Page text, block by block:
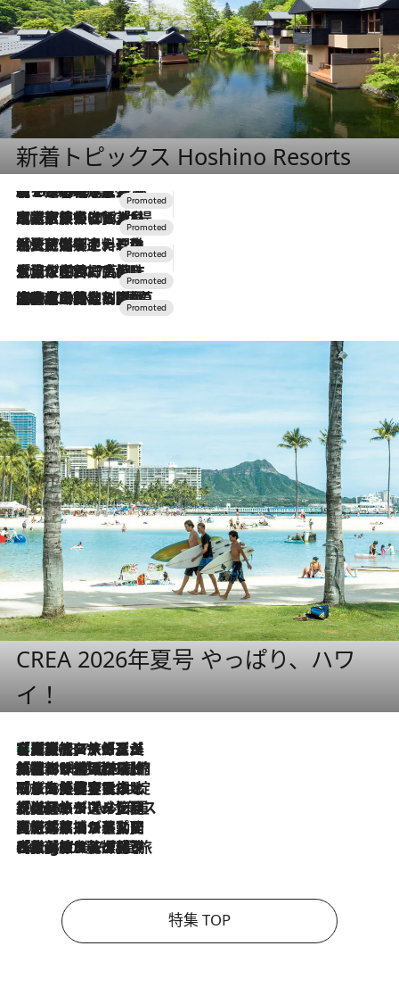
新着トピックス Hoshino Resorts
2026.8.7
【トンボの足水浴】ヒノキの香りに包まれて涼感マックス！約13℃の湧水かけ流しを避暑地「星野温泉 トンボの湯」で体験
2026.7.31
【ホテル帰省】という選択肢をOMOが提案。家族とほどよい距離を保つには「昼は実家、夜は気兼ねなくホテルで！」
2026.7.24
【夏限定ディナーコース】旬を迎える稚鮎や花ズッキーニなどをイタリア・トスカーナの郷土料理の手法で満喫！
2026.7.17
「土佐和ハーブかき氷」がOMO7高知に登場！生姜、山椒、大葉など目にも舌にも涼を呼ぶ郷土の味
2026.7.10
NEW OPEN！【界 草津】名湯の地に誕生。趣の異なる2種の温泉と上州ならではの会席・蕎麦割烹など美食を味わう究極の癒やし旅
CREA 2026年夏号 やっぱり、ハワ
イ！
2026.8.7
【厳選旅コスメ】「多機能アイテムがメイン！」旅好き美容エディターが選んだ夏旅ベストコスメを発表【Mサイズジップ】
2026.8.6
「荷物が増えるほど旅ストレスは増す」美容ジャーナリストがたどり着いた最終結論。“化粧品を劇的に減らす”感動の凝縮美容とは
2026.8.6
「旅先には金髪ウィッグを持参」日本と同じメイクでは損してる!? 美容ジャーナリストが提案する“掟破りの旅美容”とは
2026.8.6
【厳選旅コスメ】「身軽さ＆UV対策重視！」ヘアアーティストshucoが選んだ夏旅ベストコスメを発表【Mサイズジップ】
2026.8.5
【厳選旅コスメ】国内をあちこち移動する河井菜摘が選んだ夏旅ベストコスメ発表！「リラックスアイテムはマスト」【Mサイズジップ】
2026.8.4
【厳選旅コスメ】「紫外線＆乾燥対策しながらメイク感も！」ヘア＆メイクGeorgeが選んだ夏旅ベストコスメを発表！【Mサイズジップ】
特集 TOP